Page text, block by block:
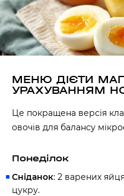
МЕНЮ ДІЄТИ
УРАХУВАННЯМ
Це покращена версія
овочів для балансу
Понеділок
Сніданок: 2 варених
цукру.